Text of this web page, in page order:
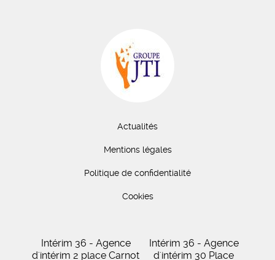
Actualités
Mentions légales
Politique de confidentialité
Cookies
Intérim 36 - Agence
d'intérim 2 place Carnot
Intérim 36 - Agence
d'intérim 30 Place